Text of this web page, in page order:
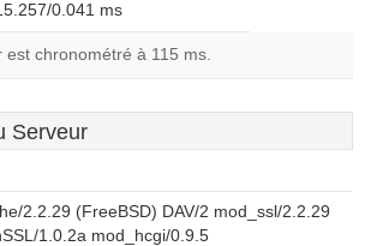
0.041 ms
est chronométré à 115 ms.
Serveur
2.2.29 (FreeBSD) DAV/2 mod_ssl/2.2.29
1.0.2a mod_hcgi/0.9.5